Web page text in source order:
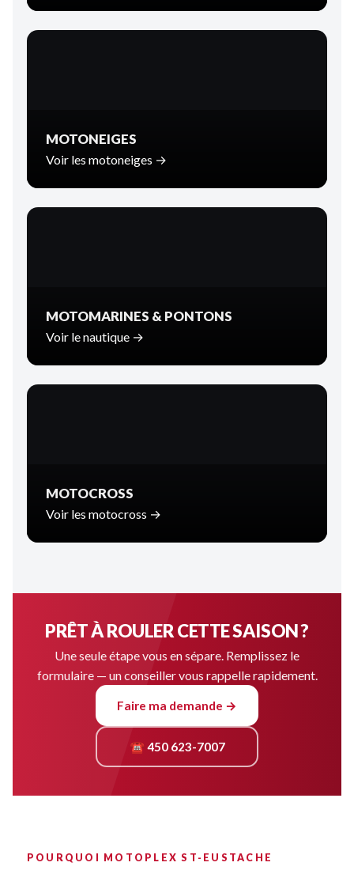
MOTONEIGES
Voir les motoneiges →
MOTOMARINES & PONTONS
Voir le nautique →
MOTOCROSS
Voir les motocross →
PRÊT À ROULER CETTE SAISON ?
Une seule étape vous en sépare. Remplissez le
formulaire — un conseiller vous rappelle rapidement.
Faire ma demande →
☎ 450 623-7007
POURQUOI MOTOPLEX ST-EUSTACHE